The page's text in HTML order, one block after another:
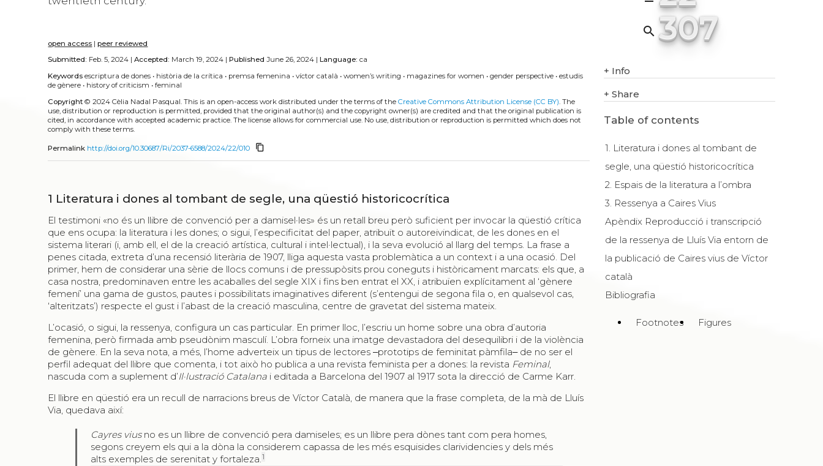
open access |peer reviewed
Submitted: Feb. 5, 2024 |Accepted: March 19, 2024 |Published June 26, 2024 |Language: ca
Keywords escriptura de dones • història de la crítica • premsa femenina •víctor català •women’s writing • magazines for women •gender perspective •estudis
de gènere • history of criticism •feminal
Copyright © 2024 Cèlia Nadal Pasqual.This is an open-access work distributed under the terms of theCreative Commons Attribution License (CC BY) . The
use, distribution or reproduction is permitted, provided that the original author(s) and the copyright owner(s) are credited and that the original publication is
cited, in accordance with accepted academic practice. The license allows for commercial use. No use, distribution or reproduction is permitted which does not
comply with these terms.
Permalink http://doi.org/10.30687/Ri/2037-6588/2024/22/010 content_copy
1 Literatura i dones al tombant de segle, una qüestió historicocrítica
El testimoni «no és un llibre de convenció per a damisel·les» és un retall breu però suficient per invocar la qüestió crítica
que ens ocupa: la literatura i les dones; o sigui, l’especificitat del paper, atribuït o autoreivindicat, de les dones en el
sistema literari (i, amb ell, el de la creació artística, cultural i intel·lectual), i la seva evolució al llarg del temps. La frase a
penes citada, extreta d’una recensió literària de 1907, lliga aquesta vasta problemàtica a un context i a una ocasió. Del
primer, hem de considerar una sèrie de llocs comuns i de pressupòsits prou coneguts i històricament marcats: els que, a
casa nostra, predominaven entre les acaballes del segle XIX i fins ben entrat el XX, i atribuïen explícitament al ‘gènere
femení’ una gama de gustos, pautes i possibilitats imaginatives diferent (s’entengui de segona fila o, en qualsevol cas,
‘alteritzats’) respecte el gust i l’abast de la creació masculina, centre de gravetat del sistema mateix.
L’ocasió, o sigui, la ressenya, configura un cas particular. En primer lloc, l’escriu un home sobre una obra d’autoria
femenina, però firmada amb pseudònim masculí. L’obra forneix una imatge devastadora del desequilibri i de la violència
de gènere. En la seva nota, a més, l’home adverteix un tipus de lectores ‒prototips de feminitat pàmfila‒ de no ser el
perfil adequat del llibre que comenta, i tot això ho publica a una revista feminista per a dones: la revista Feminal,
nascuda com a suplement d’Il·lustració Catalana i editada a Barcelona del 1907 al 1917 sota la direcció de Carme Karr.
El llibre en qüestió era un recull de narracions breus de Víctor Català, de manera que la frase completa, de la mà de Lluís
Via, quedava així:
Cayres viusno es un llibre de convenció pera damiseles; es un llibre pera dònes tant com pera homes,
segons creyem els qui a la dòna la considerem capassa de les més esquisides clarividencies y dels més
alts exemples de serenitat y fortaleza.1
search 307
+ Info
+ Share
Table of contents
1. Literatura i dones al tombant de
segle, una qüestió historicocrítica
2. Espais de la literatura a l’ombra
3. Ressenya a Caires Vius
Apèndix Reproducció i transcripció
de la ressenya de Lluís Via entorn de
la publicació de Caires vius de Víctor
català
Bibliografia
Footnotes Figures